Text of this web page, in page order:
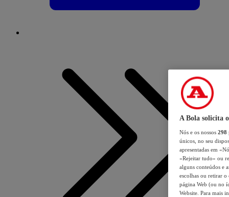
A Bola solicita
Nós e os nossos 298
únicos, no seu
apresentadas em
«Rejeitar tudo» ou
alguns conteúdos e
escolhas ou retirar
página Web (ou no
Website. Para mais